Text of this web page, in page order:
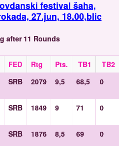
festival šaha,
27.jun, 18.00,blic
after 11 Rounds
FED Rtg Pts. TB1
TB2
SRB 2079 9,5 68,5 0
SRB 1849 9 71 0
SRB 1876 8,5 69 0